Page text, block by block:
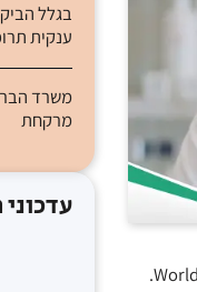
בגלל
ענקית
משרד
מרקחת